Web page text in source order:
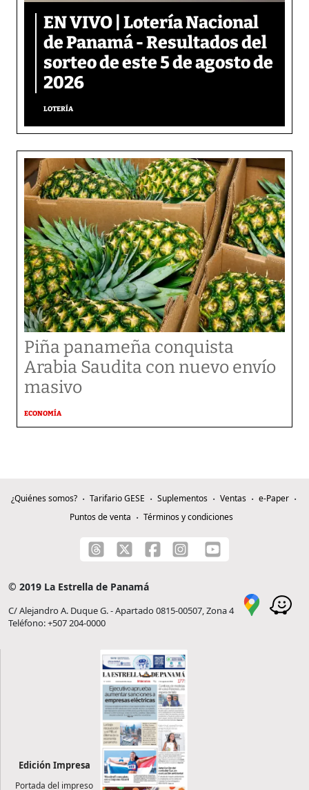
EN VIVO | Lotería Nacional
de Panamá - Resultados del
sorteo de este 5 de agosto de
2026
LOTERÍA
Piña panameña conquista
Arabia Saudita con nuevo envío
masivo
ECONOMÍA
¿Quiénes somos? Tarifario GESE Suplementos Ventas
e-Paper
Puntos de venta
Términos y condiciones
© 2019 La Estrella de Panamá
C/ Alejandro A. Duque G. - Apartado 0815-00507, Zona 4
Teléfono: +507 204-0000
Edición Impresa
Portada del impreso